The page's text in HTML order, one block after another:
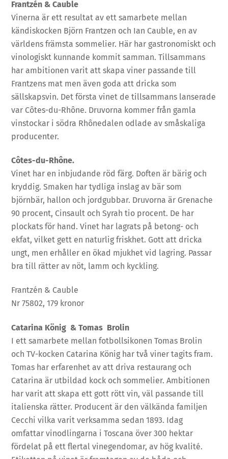
Frantzén & Cauble
Vinerna är ett resultat av ett samarbete mellan
kändiskocken Björn Frantzen och Ian Cauble, en av
världens främsta sommelier. Här har gastronomiskt och
vinologiskt kunnande kommit samman. Tillsammans
har ambitionen varit att skapa viner passande till
Frantzens mat men även goda att dricka som
sällskapsvin. Det första vinet de tillsammans lanserade
var Côtes-du-Rhône. Druvorna kommer från gamla
vinstockar i södra Rhônedalen odlade av småskaliga
producenter.
Côtes-du-Rhône.
Vinet har en inbjudande röd färg. Doften är bärig och
kryddig. Smaken har tydliga inslag av bär som
björnbär, hallon och jordgubbar. Druvorna är Grenache
90 procent, Cinsault och Syrah tio procent. De har
plockats för hand. Vinet har lagrats på betong- och
ekfat, vilket gett en naturlig friskhet. Gott att dricka
ungt, men erhåller en ökad mjukhet vid lagring. Passar
bra till rätter av nöt, lamm och kyckling.
Frantzén & Cauble
Nr 75802, 179 kronor
Catarina König & Tomas Brolin
I ett samarbete mellan fotbollsikonen Tomas Brolin
och TV-kocken Catarina König har två viner tagits fram.
Tomas har erfarenhet av att driva restaurang och
Catarina är utbildad kock och sommelier. Ambitionen
har varit att skapa ett gott rött vin, väl passande till
italienska rätter. Producent är den välkända familjen
Cecchi vilka varit verksamma sedan 1893. Idag
omfattar vinodlingarna i Toscana över 300 hektar
fördelat på ett flertal vinegendomar, av hög kvalité.